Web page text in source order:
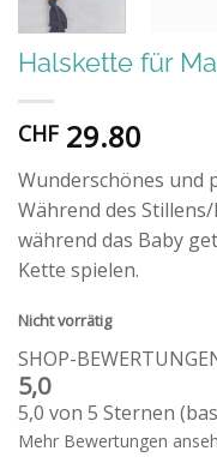
Halskette für
CHF 29.80
Wunderschönes und
Während des
während das Baby
Kette spielen.
Nicht vorrätig
SHOP-
5,0
5,0 von 5 Sternen
Mehr Bewertungen